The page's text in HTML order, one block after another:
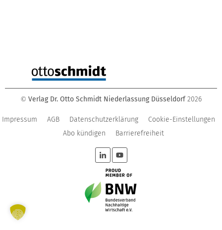
© Verlag Dr. Otto Schmidt Niederlassung Düsseldorf 2026
Impressum AGB Datenschutzerklärung
Cookie-Einstellungen
Abo kündigen
Barrierefreiheit